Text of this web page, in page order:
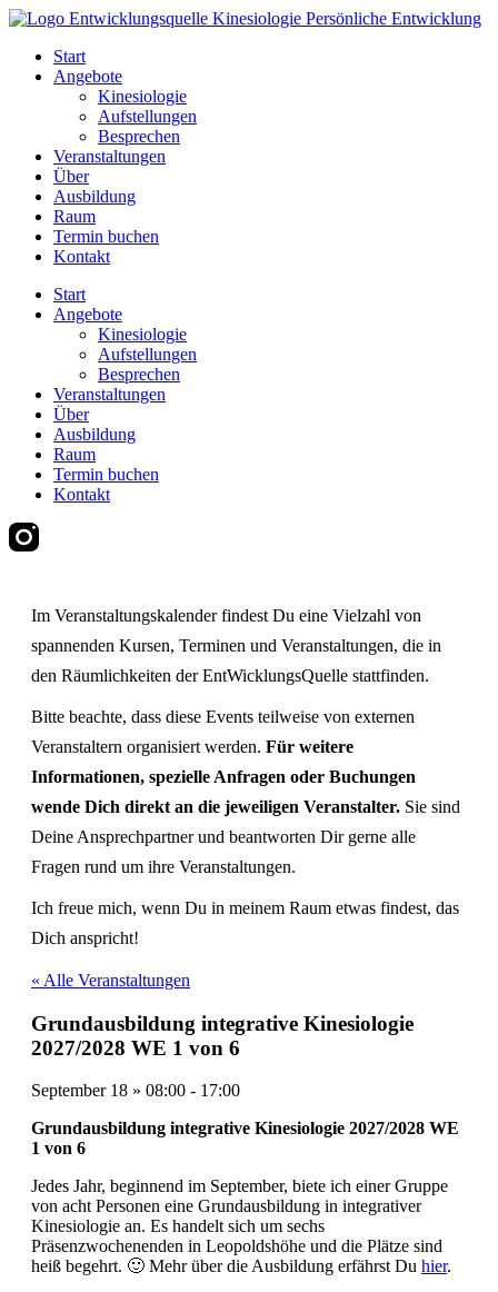
Zum
springenStart
Angebote
Kinesiologie
Aufstellungen
Besprechen
Veranstaltungen
Über
Ausbildung
Raum
Termin buchen
Kontakt
Start
Angebote
Kinesiologie
Aufstellungen
Besprechen
Veranstaltungen
Über
Ausbildung
Raum
Termin buchen
Kontakt
Im Veranstaltungskalender findest Du eine Vielzahl von
spannenden Kursen, Terminen und Veranstaltungen, die in
den Räumlichkeiten der EntWicklungsQuelle stattfinden.
Bitte beachte, dass diese Events teilweise von externen
Veranstaltern organisiert werden. Für weitere
Informationen, spezielle Anfragen oder Buchungen
wende Dich direkt an die jeweiligen Veranstalter. Sie sind
Deine Ansprechpartner und beantworten Dir gerne alle
Fragen rund um ihre Veranstaltungen.
Ich freue mich, wenn Du in meinem Raum etwas findest, das
Dich anspricht!
« Alle Veranstaltungen
Grundausbildung integrative Kinesiologie
2027/2028 WE 1 von 6
September 18 » 08:00 - 17:00
Grundausbildung integrative Kinesiologie 2027/2028 WE
1 von 6
Jedes Jahr, beginnend im September, biete ich einer Gruppe
von acht Personen eine Grundausbildung in integrativer
Kinesiologie an. Es handelt sich um sechs
Präsenzwochenenden in Leopoldshöhe und die Plätze sind
heiß begehrt. 🙂 Mehr über die Ausbildung erfährst Du hier.